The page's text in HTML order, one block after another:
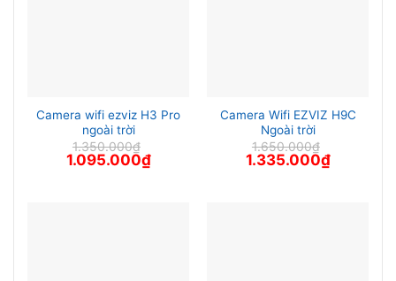
Camera wifi ezviz H3 Pro
ngoài trời
1.350.000₫
Giá
gốc
1.095.000₫Giá
hiện
Camera Wifi EZVIZ H9C
Ngoài trời
1.650.000₫
Giá
gốc
1.335.000₫Giá
hiện